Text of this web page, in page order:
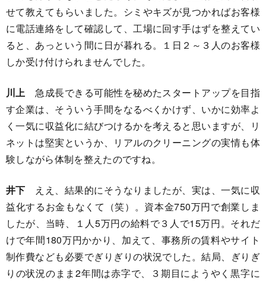
せて教えてもらいました。シミやキズが見つかればお客様
に電話連絡をして確認して、工場に回す手はずを整えてい
ると、あっという間に日が暮れる。１日２～３人のお客様
しか受け付けられませんでした。
川上 急成長できる可能性を秘めたスタートアップを目指
す企業は、そういう手間をなるべくかけず、いかに効率よ
く一気に収益化に結びつけるかを考えると思いますが、リ
ネットは堅実というか、リアルのクリーニングの実情も体
験しながら体制を整えたのですね。
井下 ええ、結果的にそうなりましたが、実は、一気に収
益化するお金もなくて（笑）。資本金750万円で創業しま
したが、当時、１人5万円の給料で３人で15万円。それだ
けで年間180万円かかり、加えて、事務所の賃料やサイト
制作費なども必要でぎりぎりの状況でした。結局、ぎりぎ
りの状況のまま2年間は赤字で、３期目にようやく黒字に